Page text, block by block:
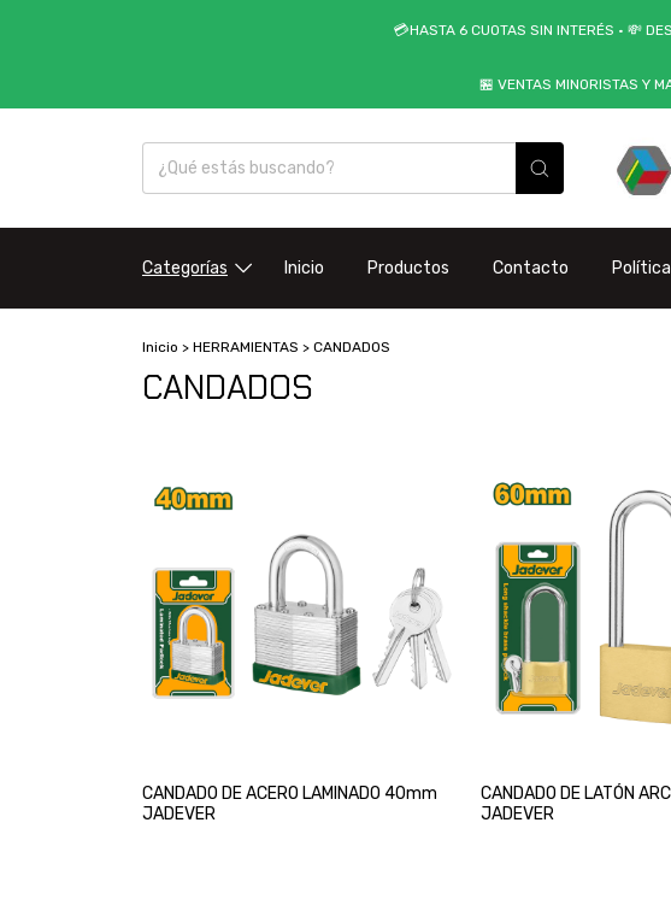
💳HASTA 6 CUOTAS SIN INTERÉS • 💸
🏪 VENTAS MINORISTAS Y
Categorías Inicio Productos Contacto
Inicio > HERRAMIENTAS > CANDADOS
CANDADOS
CANDADO DE ACERO LAMINADO 40mm
JADEVER
CANDADO DE LATÓN
JADEVER